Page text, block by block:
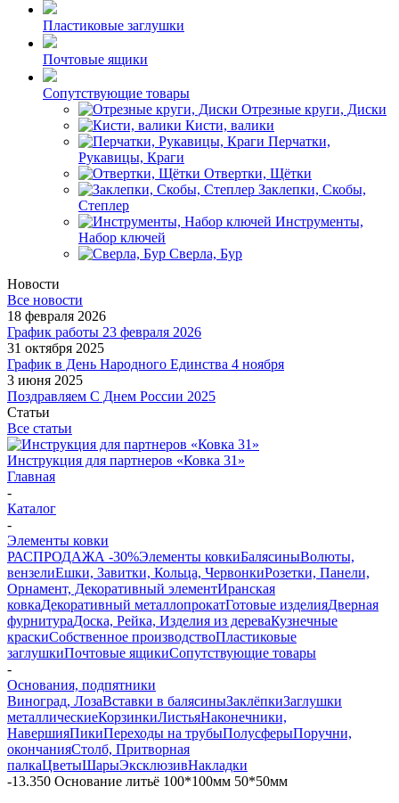
Пластиковые заглушки
Почтовые ящики
Сопутствующие товары
Отрезные круги, Диски
Кисти, валики
Перчатки,
Рукавицы, Краги
Отвертки, Щётки
Заклепки, Скобы,
Степлер
Инструменты,
Набор ключей
Сверла, Бур
Новости
Все новости
18 февраля 2026
График работы 23 февраля 2026
31 октября 2025
График в День Народного Единства 4 ноября
3 июня 2025
Поздравляем С Днем России 2025
Статьи
Все статьи
Инструкция для партнеров «Ковка 31»
Главная
-
Каталог
-
Элементы ковки
РАСПРОДАЖА -30%Элементы ковкиБалясиныВолюты,
вензелиЕшки, Завитки, Кольца, ЧервонкиРозетки, Панели,
Орнамент, Декоративный элементИранская
ковкаДекоративный металлопрокатГотовые изделияДверная
фурнитураДоска, Рейка, Изделия из дереваКузнечные
краскиСобственное производствоПластиковые
заглушкиПочтовые ящикиСопутствующие товары
-
Основания, подпятники
Виноград, ЛозаВставки в балясиныЗаклёпкиЗаглушки
металлическиеКорзинкиЛистьяНаконечники,
НавершияПикиПереходы на трубыПолусферыПоручни,
окончанияСтолб, Притворная
палкаЦветыШарыЭксклюзивНакладки
-13.350 Основание литьё 100*100мм 50*50мм